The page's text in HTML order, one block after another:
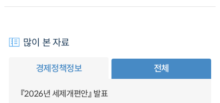
많이 본 자료
경제정책정보 전체
『2026년 세제개편안』 발표